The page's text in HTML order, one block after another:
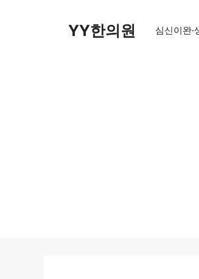
YY한의원 심신이완·